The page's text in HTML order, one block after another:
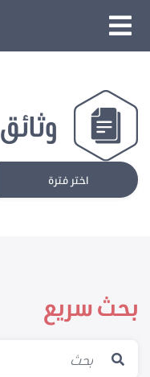
وثائق
اختر فترة
بحث سريع